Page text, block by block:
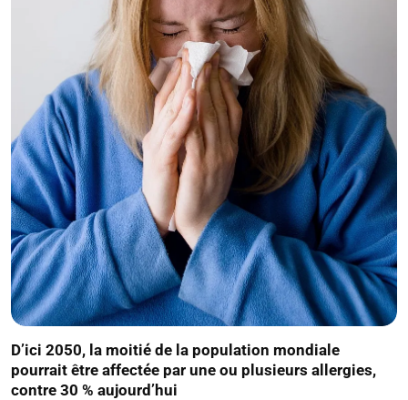
D’ici 2050, la moitié de la population mondiale
pourrait être affectée par une ou plusieurs allergies,
contre 30 % aujourd’hui